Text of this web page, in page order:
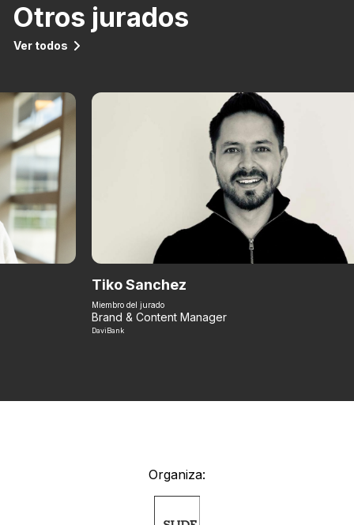
Otros jurados
Ver todos
Tiko Sanchez
Miembro del jurado
Brand & Content Manager
DaviBank
Organiza: